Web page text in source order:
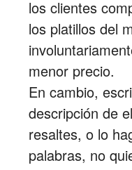
los clientes
los platillos del
menor precio.
En cambio,
descripción de
resaltes, o lo
palabras, no